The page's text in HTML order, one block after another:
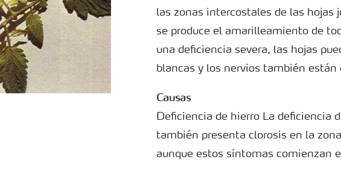
las zonas intercostales de las hojas
se produce el amarilleamiento de
una deficiencia severa, las hojas
blancas y los nervios también están
Causas
Deficiencia de hierro La deficiencia
también presenta clorosis en la
aunque estos síntomas comienzan